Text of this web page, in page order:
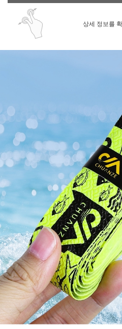
상세 정보를